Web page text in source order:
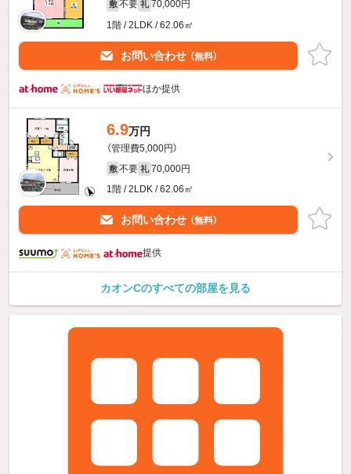
敷 不要 礼 70,000円
1階 / 2LDK / 62.06㎡
お問い合わせ （無料）
ほか提供
6.9万円
（管理費5,000円）
敷 不要 礼 70,000円
1階 / 2LDK / 62.06㎡
お問い合わせ （無料）
提供
カオンCのすべての部屋を見る